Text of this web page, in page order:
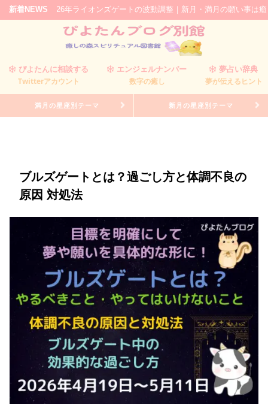
新着NEWS
年ライオンズゲートの波動調整｜新月・満月の願い事は癒しの森ぴよたん
ぴよたんに相談する
Twitterアカウント
エンジェルナンバー
数字の癒し
夢占い辞典
夢が伝えるヒント
満月の星座別テーマ 新月の星座別テーマ
ブルズゲートとは？過ごし方と体調不良の
原因 対処法